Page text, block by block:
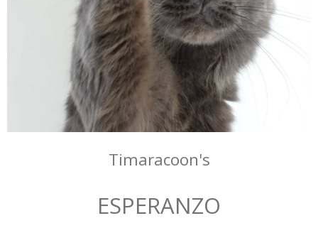
Timaracoon's
ESPERANZO